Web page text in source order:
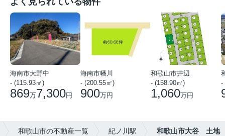
海南市大野中
- (115.93㎡)
869万7,300円
海南市幡川
- (200.55㎡)
900万円
和歌山市井辺
- (158.90㎡)
1,060万円
-
和歌山市の不動産一覧 紀ノ川駅 和歌山市大谷 土地